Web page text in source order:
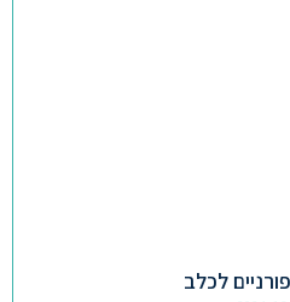
לכלב